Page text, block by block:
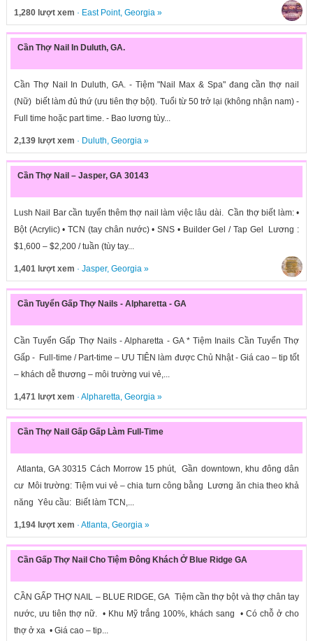
1,280 lượt xem · East Point, Georgia»
Cần Thợ Nail In Duluth, GA.
Cần Thợ Nail In Duluth, GA. - Tiệm "Nail Max & Spa" đang cần thợ nail
(Nữ) biết làm đủ thứ (ưu tiên thợ bột). Tuổi từ 50 trở lại (không nhận nam) -
Full time hoặc part time. - Bao lương tùy...
2,139 lượt xem · Duluth, Georgia»
Cần Thợ Nail – Jasper, GA 30143
Lush Nail Bar cần tuyển thêm thợ nail làm việc lâu dài. Cần thợ biết làm: •
Bột (Acrylic) • TCN (tay chân nước) • SNS • Builder Gel / Tap Gel Lương :
$1,600 – $2,200 / tuần (tùy tay...
1,401 lượt xem · Jasper, Georgia»
Cần Tuyển Gấp Thợ Nails - Alpharetta - GA
Cần Tuyển Gấp Thợ Nails - Alpharetta - GA * Tiệm Inails Cần Tuyển Thợ
Gấp - Full-time / Part-time – ƯU TIÊN làm được Chủ Nhật - Giá cao – tip tốt
– khách dễ thương – môi trường vui vẻ,...
1,471 lượt xem · Alpharetta, Georgia»
Cần Thợ Nail Gấp Gấp Làm Full-Time
Atlanta, GA 30315 Cách Morrow 15 phút, Gần downtown, khu đông dân
cư Môi trường: Tiệm vui vẻ – chia turn công bằng Lương ăn chia theo khả
năng Yêu cầu: Biết làm TCN,...
1,194 lượt xem · Atlanta, Georgia»
Cần Gấp Thợ Nail Cho Tiệm Đông Khách Ở Blue Ridge GA
CẦN GẤP THỢ NAIL – BLUE RIDGE, GA Tiệm cần thợ bột và thợ chân tay
nước, ưu tiên thợ nữ. • Khu Mỹ trắng 100%, khách sang • Có chỗ ở cho
thợ ở xa • Giá cao – tip...